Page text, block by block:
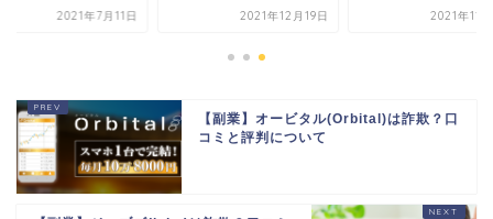
2021年7月11日 2021年12月19日 2021年11
【副業】オービタル(Orbital)は詐欺？口
コミと評判について